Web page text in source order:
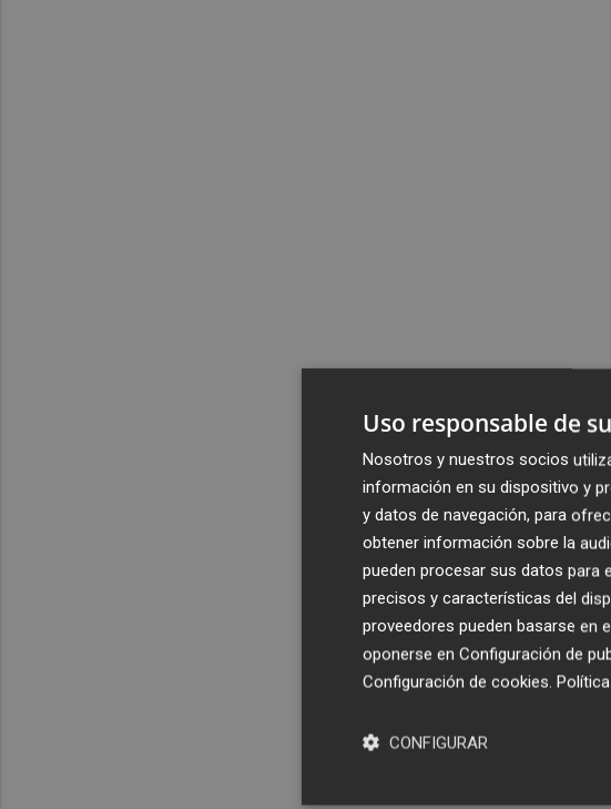
Uso responsable de
Nosotros y nuestros socios
información en su dispositivo y
y datos de navegación, para
obtener información sobre la
pueden procesar sus datos para
precisos y características del
proveedores pueden basarse en
oponerse en Configuración de
Configuración de cookies.
CONFIGURAR